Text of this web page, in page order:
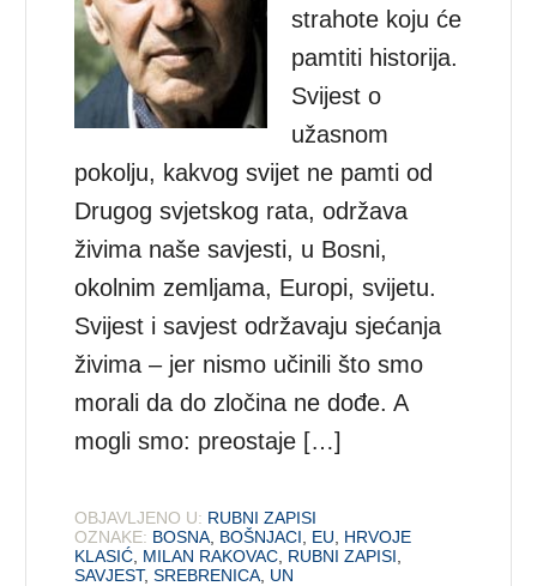
strahote koju će
pamtiti historija.
Svijest o
užasnom
pokolju, kakvog svijet ne pamti od
Drugog svjetskog rata, održava
živima naše savjesti, u Bosni,
okolnim zemljama, Europi, svijetu.
Svijest i savjest održavaju sjećanja
živima – jer nismo učinili što smo
morali da do zločina ne dođe. A
mogli smo: preostaje […]
OBJAVLJENO U: RUBNI ZAPISI
OZNAKE: BOSNA BOŠNJACI EU
HRVOJE
KLASIĆ MILAN RAKOVAC RUBNI ZAPISI
SAVJEST,SREBRENICA UN